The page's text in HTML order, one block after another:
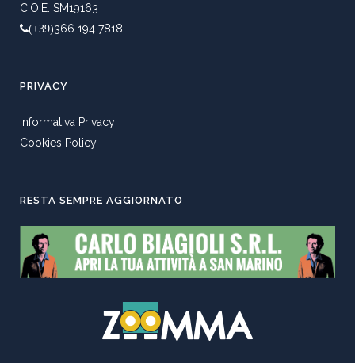
C.O.E. SM19163
(+39)366 194 7818
PRIVACY
Informativa Privacy
Cookies Policy
RESTA SEMPRE AGGIORNATO